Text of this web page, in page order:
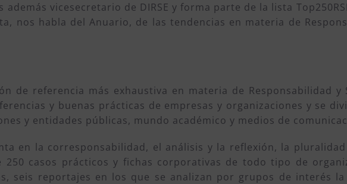
vicesecretario de DIRSE y forma parte de la lista
nos habla del Anuario, de las tendencias en materia de
de referencia más exhaustiva en materia de Responsabilidad
y buenas prácticas de empresas y organizaciones y se
y entidades públicas, mundo académico y medios de
en la corresponsabilidad, el análisis y la reflexión, la
casos prácticos y fichas corporativas de todo tipo de
seis reportajes en los que se analizan por grupos de interés